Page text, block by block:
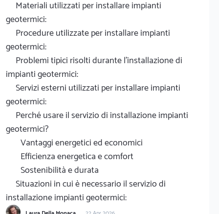
Materiali utilizzati per installare impianti
geotermici:
Procedure utilizzate per installare impianti
geotermici:
Problemi tipici risolti durante l'installazione di
impianti geotermici:
Servizi esterni utilizzati per installare impianti
geotermici:
Perché usare il servizio di installazione impianti
geotermici?
Vantaggi energetici ed economici
Efficienza energetica e comfort
Sostenibilità e durata
Situazioni in cui è necessario il servizio di
installazione impianti geotermici: